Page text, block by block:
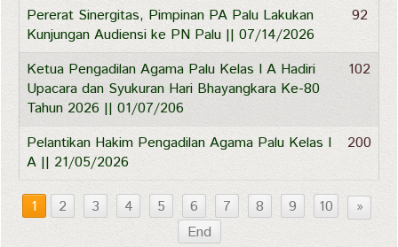
Pererat Sinergitas, Pimpinan PA Palu Lakukan
Kunjungan Audiensi ke PN Palu || 07/14/2026
92
Ketua Pengadilan Agama Palu Kelas I A Hadiri
Upacara dan Syukuran Hari Bhayangkara Ke-80
Tahun 2026 || 01/07/206
102
Pelantikan Hakim Pengadilan Agama Palu Kelas I
A || 21/05/2026
200
1 2 3 4 5 6 7 8 9 10
»
End